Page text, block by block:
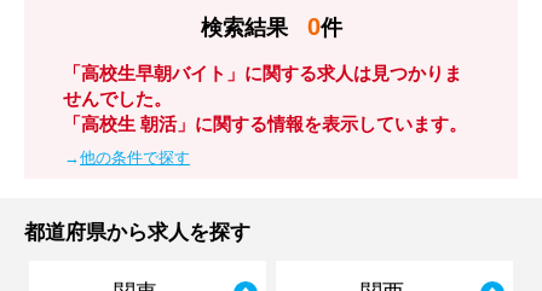
検索結果 0件
「高校生早朝バイト」に関する求人は見つかりま
せんでした。
「高校生 朝活」に関する情報を表示しています。
→他の条件で探す
都道府県から求人を探す